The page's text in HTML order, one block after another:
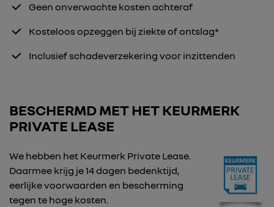
Geen onverwachte kosten achteraf
Kosteloos opzeggen bij ziekte of ontslag*
Inclusief schadeverzekering voor inzittenden
BESCHERMD MET HET KEURMERK
PRIVATE LEASE
We hebben het Keurmerk Private Lease.
Daarmee krijg je 14 dagen bedenktijd,
eerlijke voorwaarden en bescherming
tegen te hoge kosten.